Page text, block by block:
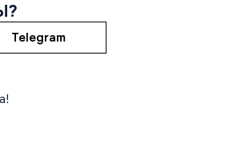
Telegram